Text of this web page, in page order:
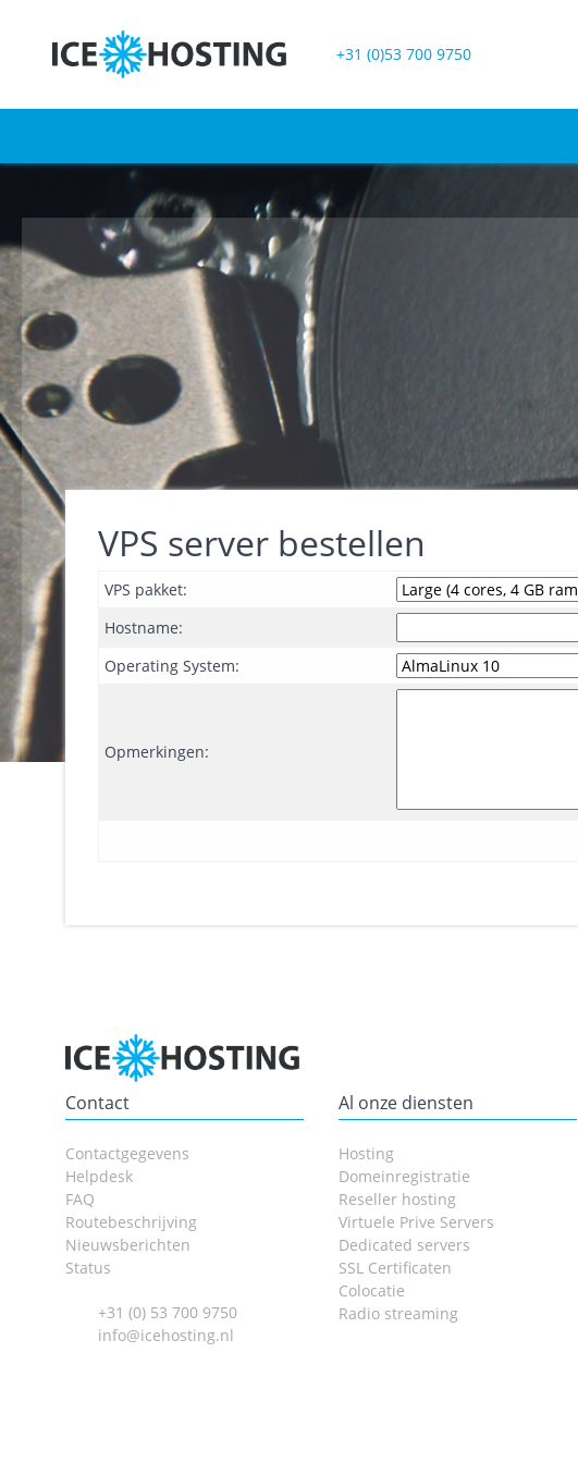
+31 (0)53 700 9750
VPS server bestellen
VPS pakket:
Hostname:
Operating System:
Opmerkingen:
Contact
Contactgegevens
Helpdesk
FAQ
Routebeschrijving
Nieuwsberichten
Status
+31 (0) 53 700 9750
info@icehosting.nl
Al onze diensten
Hosting
Domeinregistratie
Reseller hosting
Virtuele Prive Servers
Dedicated servers
SSL Certificaten
Colocatie
Radio streaming